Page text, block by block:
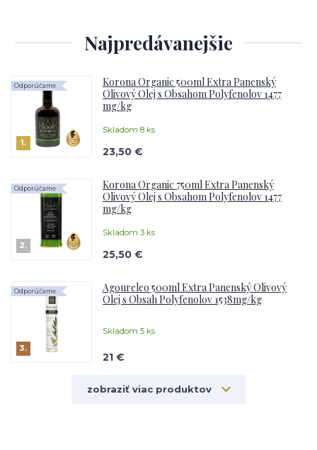
Najpredávanejšie
1.
Korona Organic 500ml Extra Panenský
Olivový Olej s Obsahom Polyfenolov 1477
mg/kg
Skladom 8 ks
Odporúčame
23,50 €
2.
Korona Organic 750ml Extra Panenský
Olivový Olej s Obsahom Polyfenolov 1477
mg/kg
Skladom 3 ks
Odporúčame
25,50 €
3.
Agoureleo 500ml Extra Panenský Olivový
Olej s Obsah Polyfenolov 1538mg/kg
Skladom 5 ks
Odporúčame
21 €
zobraziť viac produktov